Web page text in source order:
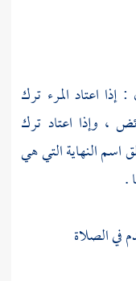
إذا اعتاد المرء ترك
، وإذا اعتاد ترك
اسم النهاية التي هي
.
في الصلاة